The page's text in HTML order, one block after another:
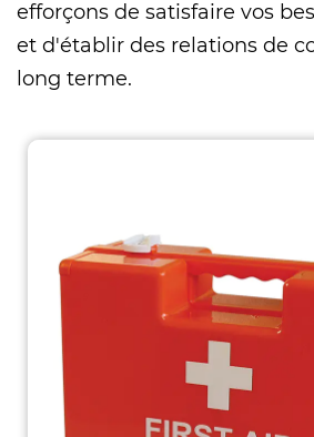
efforçons de satisfaire vos
et d'établir des relations de
long terme.